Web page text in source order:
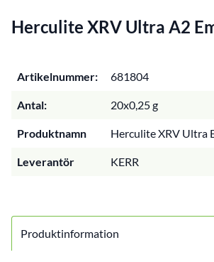
Herculite XRV Ultra A2
Artikelnummer: 681804
Antal: 20x0,25 g
Produktnamn Herculite XRV Ultra
Leverantör KERR
Produktinformation